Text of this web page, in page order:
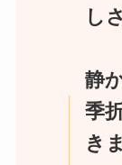
し
静
季
き